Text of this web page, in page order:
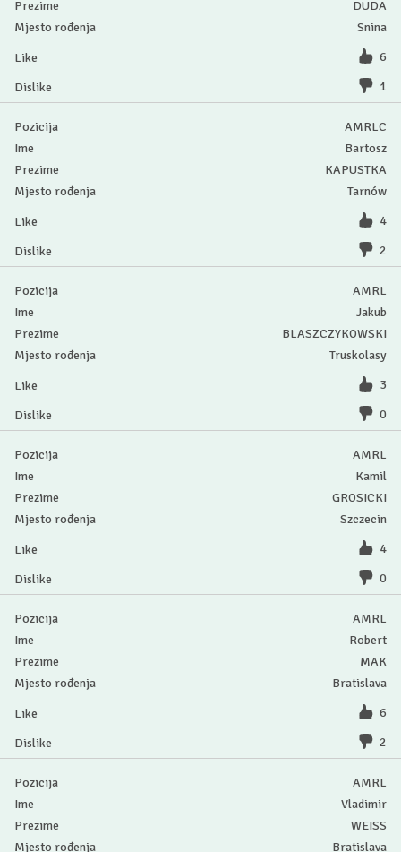
DUDA
Snina
6
1
AMRLC
Bartosz
KAPUSTKA
Tarnów
4
2
AMRL
Jakub
BLASZCZYKOWSKI
Truskolasy
3
0
AMRL
Kamil
GROSICKI
Szczecin
4
0
AMRL
Robert
MAK
Bratislava
6
2
AMRL
Vladimir
WEISS
Bratislava